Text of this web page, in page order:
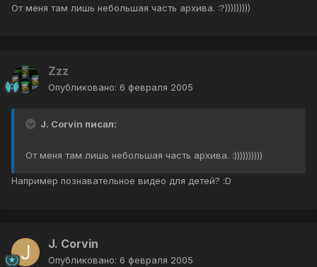
От меня там лишь небольшая часть архива. :?)))))))))
Zzz
Опубликовано: 6 февраля 2005
J. Corvin писал:
От меня там лишь небольшая часть архива. :))))))))))
Например познавательное видео для детей? :D
J. Corvin
Опубликовано: 6 февраля 2005